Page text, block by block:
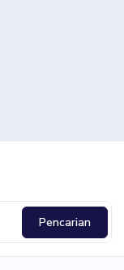
Pencarian